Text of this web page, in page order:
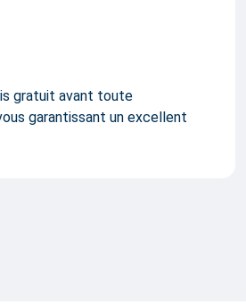
gratuit avant toute
garantissant un excellent